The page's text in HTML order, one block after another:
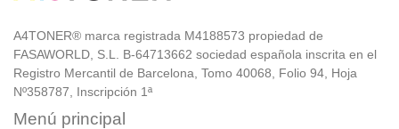
A4TONER® marca registrada M4188573 propiedad de
FASAWORLD, S.L. B-64713662 sociedad española inscrita en el
Registro Mercantil de Barcelona, Tomo 40068, Folio 94, Hoja
Nº358787, Inscripción 1ª
Menú principal